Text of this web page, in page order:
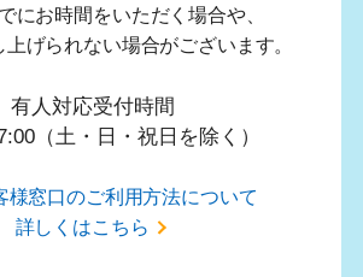
にお時間をいただく場合や、
げられない場合がございます。
有人対応受付時間
（土・日・祝日を除く）
様窓口のご利用方法について
詳しくはこちら